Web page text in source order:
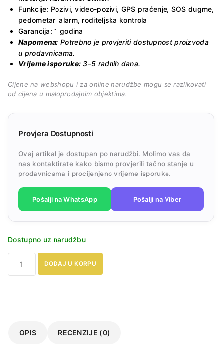
Funkcije: Pozivi, video-pozivi, GPS praćenje, SOS dugme,
pedometar, alarm, roditeljska kontrola
Garancija: 1 godina
Napomena: Potrebno je provjeriti dostupnost proizvoda
u prodavnicama.
Vrijeme isporuke: 3–5 radnih dana.
Cijene na webshopu i za online narudžbe mogu se razlikovati
od cijena u maloprodajnim objektima.
Provjera Dostupnosti
Ovaj artikal je dostupan po narudžbi. Molimo vas da
nas kontaktirate kako bismo provjerili tačno stanje u
prodavnicama i procijenjeno vrijeme isporuke.
Pošalji na WhatsApp Pošalji na Viber
Dostupno uz narudžbu
DODAJ U KORPU
OPIS RECENZIJE (0)